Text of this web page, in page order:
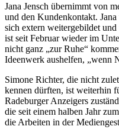
Jana Jensch übernimmt von
und den Kundenkontakt.
sich extern weitergebildet
ist seit Februar wieder im
nicht ganz „zur Ruhe“
Ideenwerk aushelfen, „wenn
Simone Richter, die nicht
kennen dürften, ist weiterhin
Radeburger Anzeigers
die seit einem halben Jahr
die Arbeiten in der